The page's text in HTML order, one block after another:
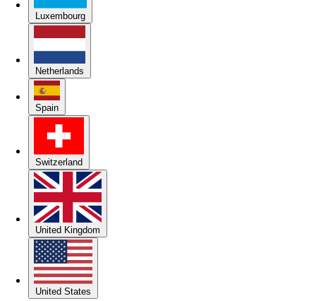
Luxembourg
Netherlands
Spain
Switzerland
United Kingdom
United States